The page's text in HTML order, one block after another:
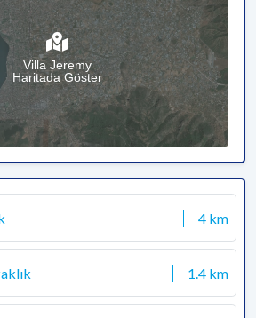
Villa Jeremy
Haritada Göster
4 km
1.4 km